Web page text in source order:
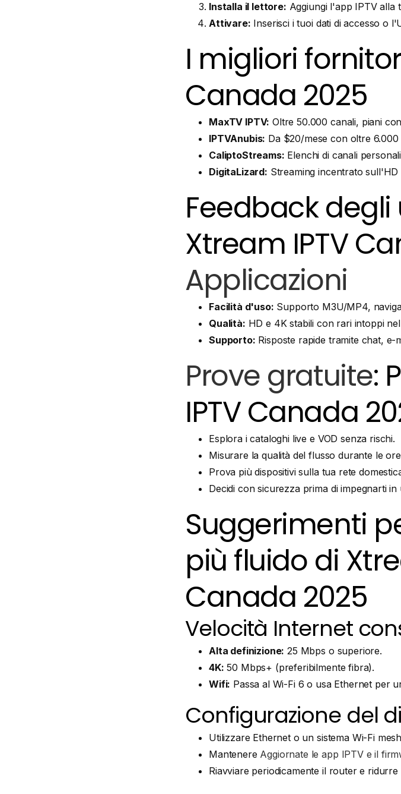
Installa il lettore: Aggiungi l'app IPTV alla
Attivare: Inserisci i tuoi dati di accesso o
I migliori
Canada 2025
MaxTV IPTV: Oltre 50.000 canali, piani
IPTVAnubis: Da $20/mese con oltre 6.000
CaliptoStreams: Elenchi di canali
DigitaLizard: Streaming incentrato
Feedback
Xtream IPTV
Applicazioni
Facilità d'uso: Supporto M3U/MP4,
Qualità: HD e 4K stabili con rari intoppi
Supporto: Risposte rapide tramite chat, e-
Prove gratuite:
IPTV Canada
Esplora i cataloghi live e VOD senza rischi.
Misurare la qualità del flusso durante le
Prova più dispositivi sulla tua rete
Decidi con sicurezza prima di impegnarti in
Suggerimenti
più fluido di
Canada 2025
Velocità Internet
Alta definizione: 25 Mbps o superiore.
4K: 50 Mbps+ (preferibilmente fibra).
Wifi: Passa al Wi-Fi 6 o usa Ethernet per
Configurazione del
Utilizzare Ethernet o un sistema Wi-Fi
Mantenere Aggiornate le app IPTV e il
Riavviare periodicamente il router e